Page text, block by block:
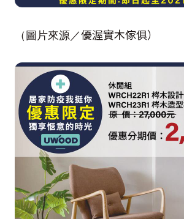
（圖片來源／優渥實木傢俱）